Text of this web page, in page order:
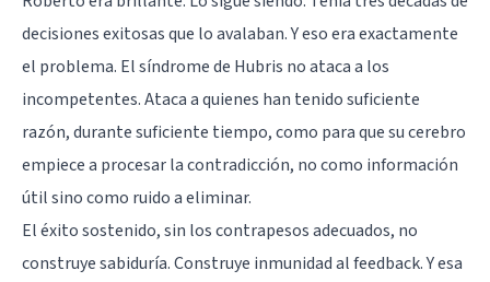
decisiones exitosas que lo avalaban. Y eso era exactamente
el problema. El síndrome de Hubris no ataca a los
incompetentes. Ataca a quienes han tenido suficiente
razón, durante suficiente tiempo, como para que su cerebro
empiece a procesar la contradicción, no como información
útil sino como ruido a eliminar.
El éxito sostenido, sin los contrapesos adecuados, no
construye sabiduría. Construye inmunidad al feedback. Y esa